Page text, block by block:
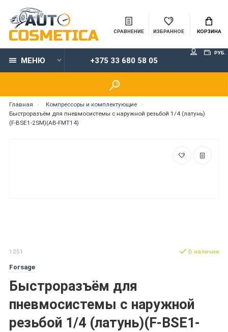
СРАВНЕНИЕ ИЗБРАННОЕ КОРЗИНА
МЕНЮ +375 33 680 58 05
РУБ.
Главная
Компрессоры и комплектующие
Быстроразъём для пневмосистемы с наружной резьбой 1/4 (латунь)
(F-BSE1-2SM)(AB-FMT14)
1251
Forsage
Быстроразъём для
пневмосистемы с наружной
резьбой 1/4 (латунь)(F-BSE1-
В наличии